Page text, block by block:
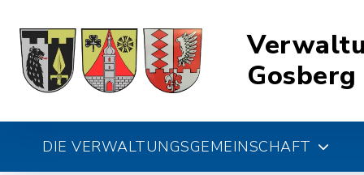
Gosberg
DIE VERWALTUNGSGEMEINSCHAFT